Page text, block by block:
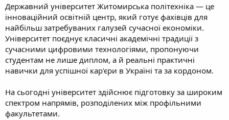
я
Державний університет Житомирська політехніка — це
інноваційний освітній центр, який готує фахівців для
найбільш затребуваних галузей сучасної економіки.
Університет поєднує класичні академічні традиції з
сучасними цифровими технологіями, пропонуючи
студентам не лише диплом, а й реальні практичні
навички для успішної кар'єри в Україні та за кордоном.
На сьогодні університет здійснює підготовку за широким
спектром напрямів, розподілених між профільними
факультетами.